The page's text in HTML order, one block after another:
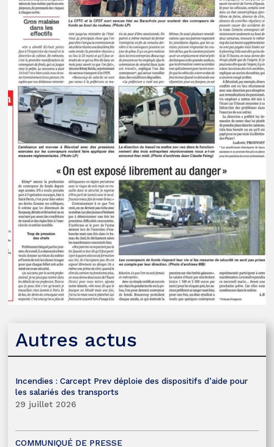
Autres actus
Incendies : Carcept Prev déploie des dispositifs d’aide pour
les salariés des transports
29 juillet 2026
COMMUNIQUÉ DE PRESSE